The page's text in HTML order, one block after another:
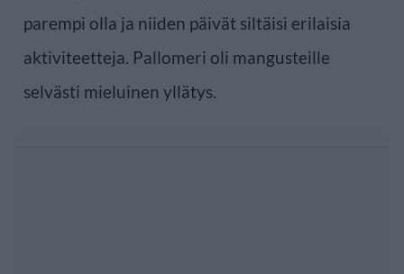
parempi olla ja niiden päivät siltäisi erilaisia
aktiviteetteja. Pallomeri oli mangusteille
selvästi mieluinen yllätys.